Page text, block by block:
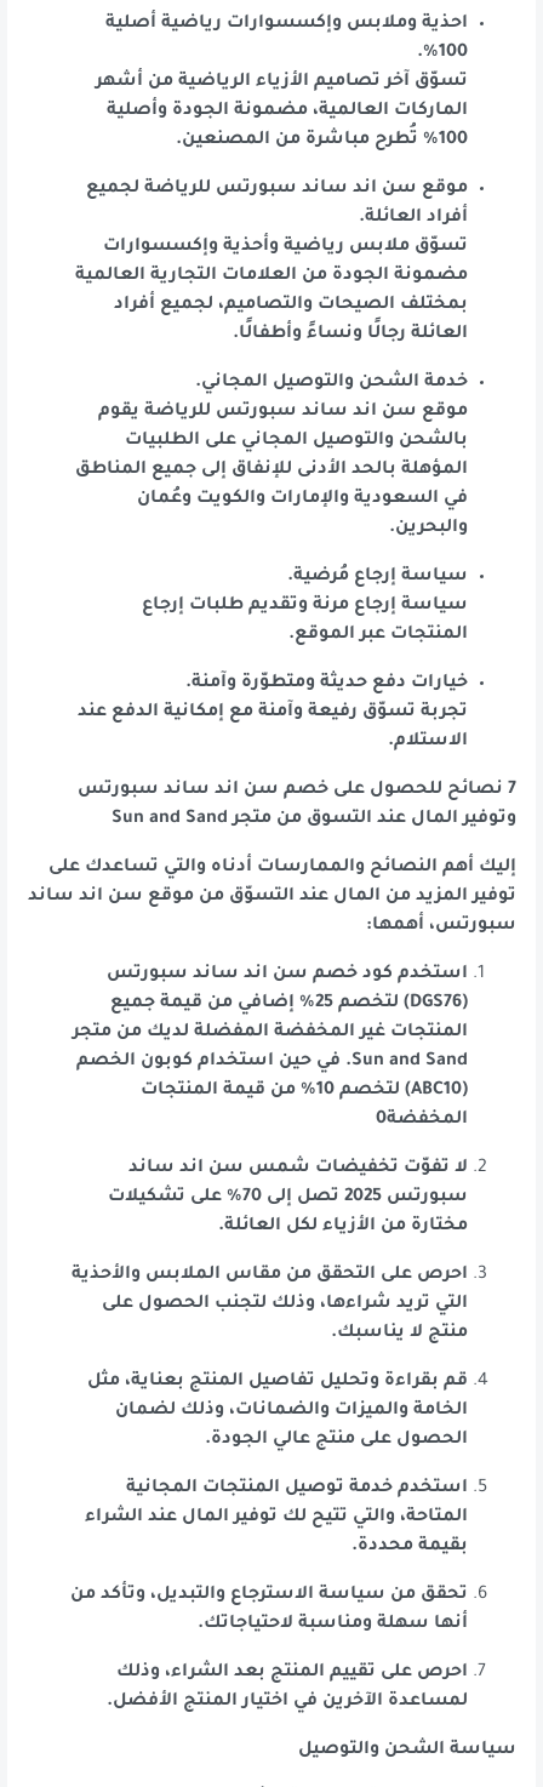
احذية وملابس وإكسسوارات رياضية أصلية
100%.
تسوّق آخر تصاميم الأزياء الرياضية من أشهر
الماركات العالمية، مضمونة الجودة وأصلية
100% تُطرح مباشرة من المصنعين.
موقع سن اند ساند سبورتس للرياضة لجميع
أفراد العائلة.
تسوّق ملابس رياضية وأحذية وإكسسوارات
مضمونة الجودة من العلامات التجارية العالمية
بمختلف الصيحات والتصاميم، لجميع أفراد
العائلة رجالًا ونساءً وأطفالًا.
خدمة الشحن والتوصيل المجاني.
موقع سن اند ساند سبورتس للرياضة يقوم
بالشحن والتوصيل المجاني على الطلبيات
المؤهلة بالحد الأدنى للإنفاق إلى جميع المناطق
في السعودية والإمارات والكويت وعُمان
والبحرين.
سياسة إرجاع مُرضية.
سياسة إرجاع مرنة وتقديم طلبات إرجاع
المنتجات عبر الموقع.
خيارات دفع حديثة ومتطوّرة وآمنة.
تجربة تسوّق رفيعة وآمنة مع إمكانية الدفع عند
الاستلام.
7 نصائح للحصول على خصم سن اند ساند سبورتس
وتوفير المال عند التسوق من متجر Sun and Sand
إليك أهم النصائح والممارسات أدناه والتي تساعدك على
توفير المزيد من المال عند التسوّق من موقع سن اند ساند
سبورتس، أهمها:
استخدم كود خصم سن اند ساند سبورتس
(DGS76) لتخصم 25% إضافي من قيمة جميع
المنتجات غير المخفضة المفضلة لديك من متجر
Sun and Sand. في حين استخدام كوبون الخصم
(ABC10) لتخصم 10% من قيمة المنتجات
المخفضة0
لا تفوّت تخفيضات شمس سن اند ساند
سبورتس 2025 تصل إلى 70% على تشكيلات
مختارة من الأزياء لكل العائلة.
احرص على التحقق من مقاس الملابس والأحذية
التي تريد شراءها، وذلك لتجنب الحصول على
منتج لا يناسبك.
قم بقراءة وتحليل تفاصيل المنتج بعناية، مثل
الخامة والميزات والضمانات، وذلك لضمان
الحصول على منتج عالي الجودة.
استخدم خدمة توصيل المنتجات المجانية
المتاحة، والتي تتيح لك توفير المال عند الشراء
بقيمة محددة.
تحقق من سياسة الاسترجاع والتبديل، وتأكد من
أنها سهلة ومناسبة لاحتياجاتك.
احرص على تقييم المنتج بعد الشراء، وذلك
لمساعدة الآخرين في اختيار المنتج الأفضل.
سياسة الشحن والتوصيل